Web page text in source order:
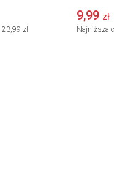
23,99 zł
9,99 zł
Najniższa